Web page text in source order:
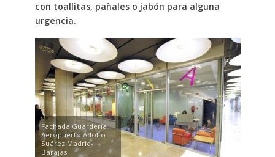
con toallitas, pañales o jabón para alguna
urgencia.
Fachada Guardería
Aeropuerto Adolfo
Suárez Madrid-
Barajas